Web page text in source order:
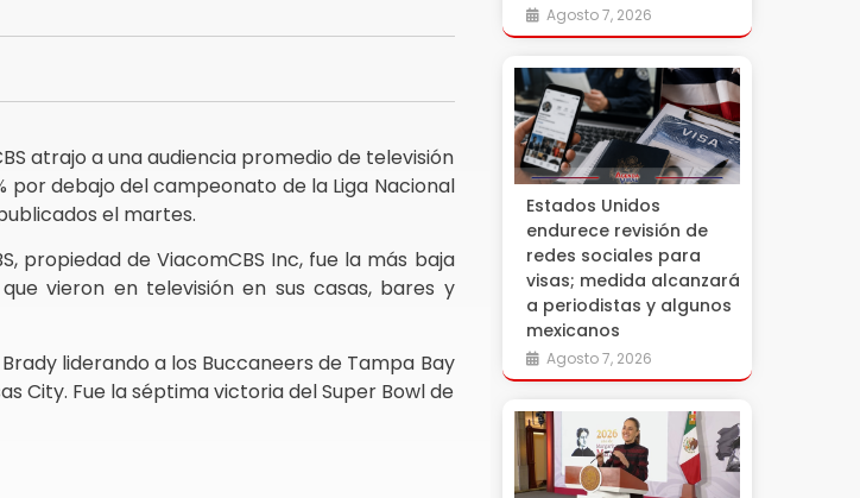
atrajo a una audiencia promedio de televisión
por debajo del campeonato de la Liga Nacional
el martes.
propiedad de ViacomCBS Inc, fue la más baja
vieron en televisión en sus casas, bares y
liderando a los Buccaneers de Tampa Bay
City. Fue la séptima victoria del Super Bowl de
Agosto 7, 2026
Estados Unidos
endurece revisión de
redes sociales para
visas; medida alcanzará
a periodistas y algunos
mexicanos
Agosto 7, 2026